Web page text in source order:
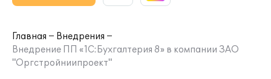
Главная
Внедрения
Внедрение ПП «1С:Бухгалтерия 8» в компании ЗАО
"Оргстройниипроект"